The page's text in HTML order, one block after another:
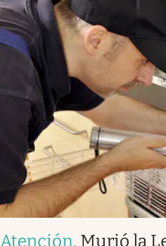
Atención. Murió la